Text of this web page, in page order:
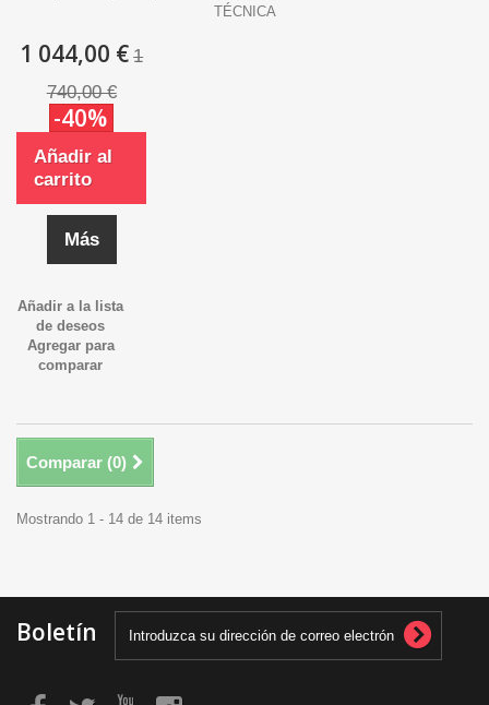
TÉCNICA
1 044,00 € 1
740,00 €
-40%
Añadir al
carrito
Más
Añadir a la lista
de deseos
Agregar para
comparar
Comparar (0)
Mostrando 1 - 14 de 14 items
Boletín